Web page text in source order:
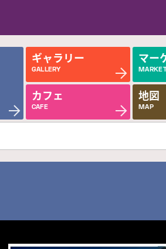
ギャラリー
GALLERY
マー
カフェ
CAFE
地図
MAP